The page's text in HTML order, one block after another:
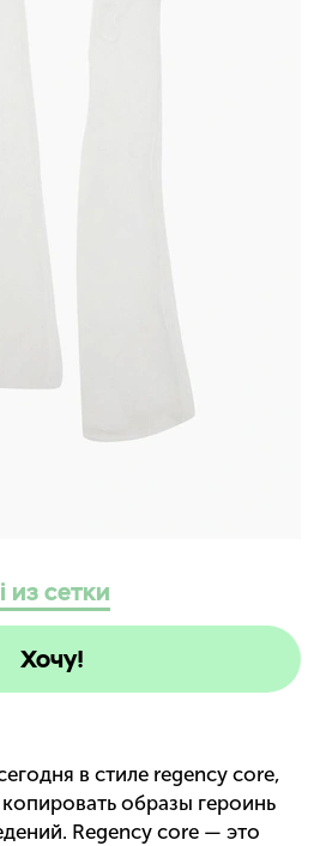
из сетки
Хочу!
в стиле regency core,
образы героинь
Regency core — это